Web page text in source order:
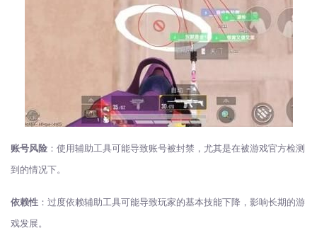
账号风险 ：使用辅助工具可能导致账号被封禁，尤其是在被游戏官方检测
到的情况下。
依赖性 ：过度依赖辅助工具可能导致玩家的基本技能下降，影响长期的游
戏发展。